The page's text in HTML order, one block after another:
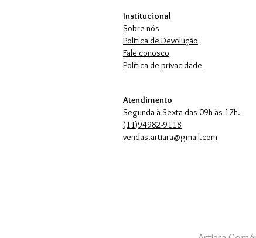
Institucional
Sobre nós
Política de Devolução
Fale conosco
Política de privacidade
Atendimento
Segunda à Sexta das 09h às 17h.
(11)94982-9118
vendas.artiara@gmail.com